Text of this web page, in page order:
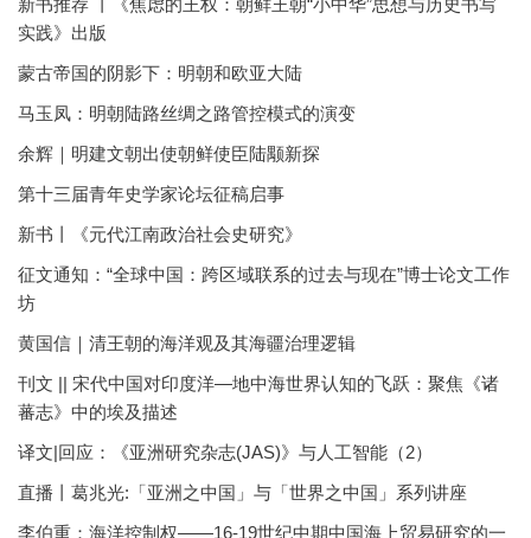
新书推荐 丨《焦虑的王权：朝鲜王朝“小中华”思想与历史书写
实践》出版
蒙古帝国的阴影下：明朝和欧亚大陆
马玉凤：明朝陆路丝绸之路管控模式的演变
余辉｜明建文朝出使朝鲜使臣陆颙新探
第十三届青年史学家论坛征稿启事
新书丨《元代江南政治社会史研究》
征文通知：“全球中国：跨区域联系的过去与现在”博士论文工作
坊
黄国信｜清王朝的海洋观及其海疆治理逻辑
刊文 || 宋代中国对印度洋—地中海世界认知的飞跃：聚焦《诸
蕃志》中的埃及描述
译文|回应：《亚洲研究杂志(JAS)》与人工智能（2）
直播丨葛兆光:「亚洲之中国」与「世界之中国」系列讲座
李伯重：海洋控制权——16-19世纪中期中国海上贸易研究的一